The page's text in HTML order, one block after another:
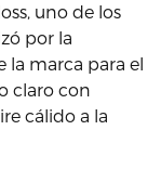
uno de los
por la
la marca para el
claro con
cálido a la